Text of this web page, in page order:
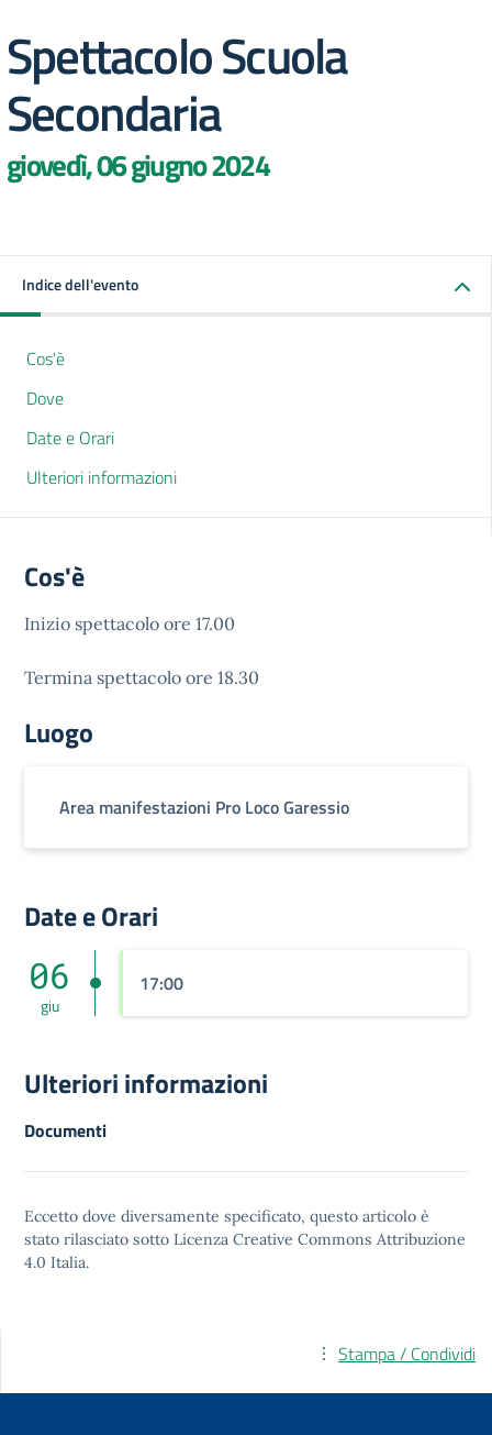
Spettacolo Scuola
Secondaria
giovedì, 06 giugno 2024
Indice dell'evento
Cos'è
Dove
Date e Orari
Ulteriori informazioni
Cos'è
Inizio spettacolo ore 17.00
Termina spettacolo ore 18.30
Luogo
Area manifestazioni Pro Loco Garessio
Date e Orari
06
giu
17:00
Ulteriori informazioni
Documenti
Eccetto dove diversamente specificato, questo articolo è
stato rilasciato sotto Licenza Creative Commons Attribuzione
4.0 Italia.
Stampa / Condividi